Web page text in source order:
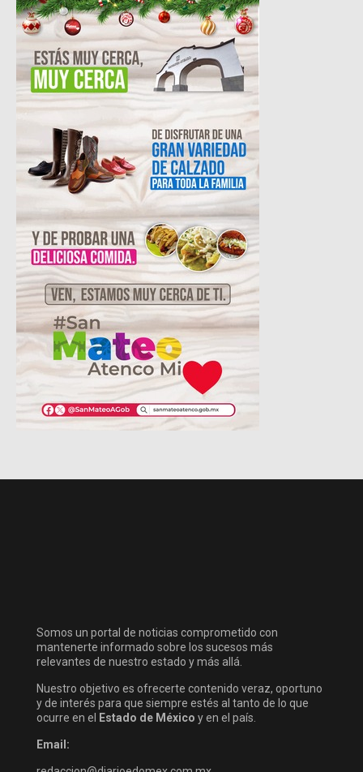
Somos un portal de noticias comprometido con
mantenerte informado sobre los sucesos más
relevantes de nuestro estado y más allá.
Nuestro objetivo es ofrecerte contenido veraz, oportuno
y de interés para que siempre estés al tanto de lo que
ocurre en el
Estado de México y en el país.
Email: